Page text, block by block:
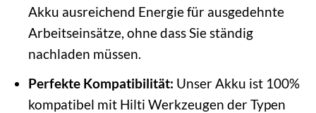
Akku ausreichend Energie für ausgedehnte
Arbeitseinsätze, ohne dass Sie ständig
nachladen müssen.
Perfekte Kompatibilität: Unser Akku ist 100%
kompatibel mit Hilti Werkzeugen der Typen